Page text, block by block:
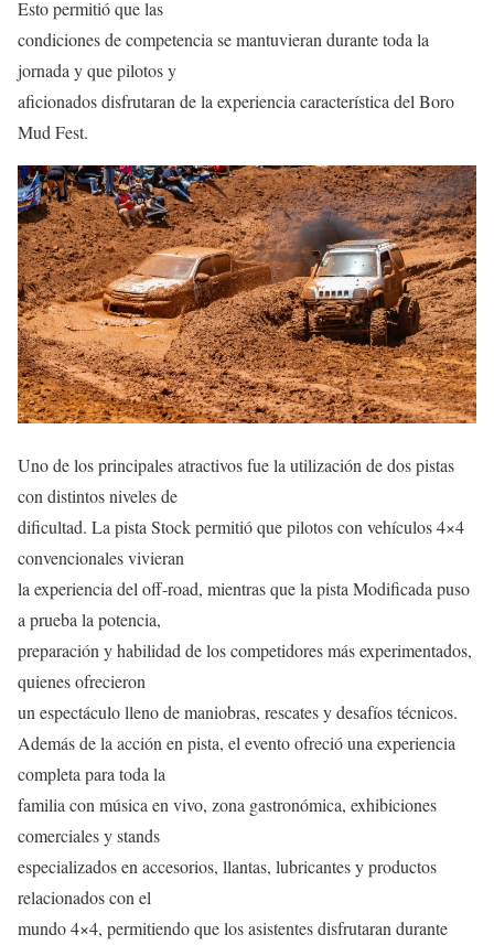
Esto permitió que las
condiciones de competencia se mantuvieran durante toda la
jornada y que pilotos y
aficionados disfrutaran de la experiencia característica del Boro
Mud Fest.
Uno de los principales atractivos fue la utilización de dos pistas
con distintos niveles de
dificultad. La pista Stock permitió que pilotos con vehículos 4×4
convencionales vivieran
la experiencia del off-road, mientras que la pista Modificada puso
a prueba la potencia,
preparación y habilidad de los competidores más experimentados,
quienes ofrecieron
un espectáculo lleno de maniobras, rescates y desafíos técnicos.
Además de la acción en pista, el evento ofreció una experiencia
completa para toda la
familia con música en vivo, zona gastronómica, exhibiciones
comerciales y stands
especializados en accesorios, llantas, lubricantes y productos
relacionados con el
mundo 4×4, permitiendo que los asistentes disfrutaran durante